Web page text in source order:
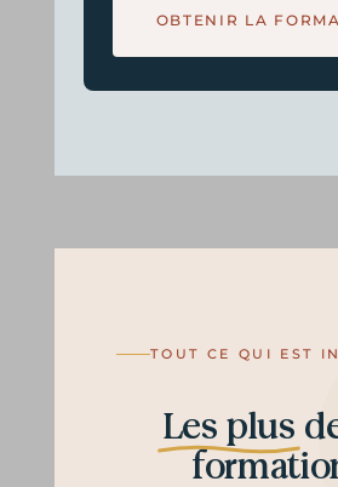
OBTENIR LA
TOUT CE QUI EST
Les plus